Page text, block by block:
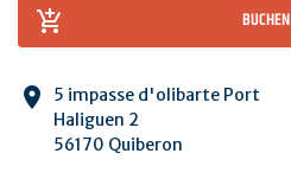
BUCHEN
5 impasse d'olibarte Port
Haliguen 2
56170 Quiberon